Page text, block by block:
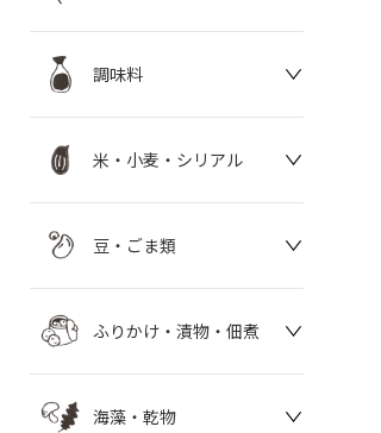
調味料
米・小麦・シリアル
豆・ごま類
ふりかけ・漬物・佃煮
海藻・乾物